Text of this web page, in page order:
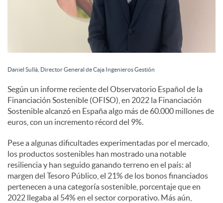
e
n
i
d
o
Daniel Sullà, Director General de Caja Ingenieros Gestión
Según un informe reciente del Observatorio Español de la
Financiación Sostenible (OFISO), en 2022 la Financiación
Sostenible alcanzó en España algo más de 60.000 millones de
euros, con un incremento récord del 9%.
Pese a algunas dificultades experimentadas por el mercado,
los productos sostenibles han mostrado una notable
resiliencia y han seguido ganando terreno en el país: al
margen del Tesoro Público, el 21% de los bonos financiados
pertenecen a una categoría sostenible, porcentaje que en
2022 llegaba al 54% en el sector corporativo. Más aún,